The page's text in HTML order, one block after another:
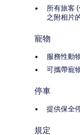
所有旅客
之附相片
寵物
服務性動
可攜帶寵
停車
提供保全
規定